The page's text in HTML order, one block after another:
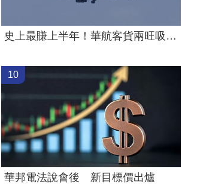
史上最賺上半年！華航客貨兩旺吸金千億
10
華邦電法說會後 新目標價出爐